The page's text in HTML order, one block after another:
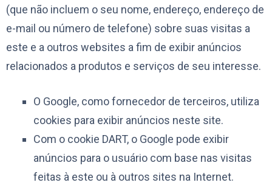
(que não incluem o seu nome, endereço, endereço de
e-mail ou número de telefone) sobre suas visitas a
este e a outros websites a fim de exibir anúncios
relacionados a produtos e serviços de seu interesse.
O Google, como fornecedor de terceiros, utiliza
cookies para exibir anúncios neste site.
Com o cookie DART, o Google pode exibir
anúncios para o usuário com base nas visitas
feitas à este ou à outros sites na Internet.